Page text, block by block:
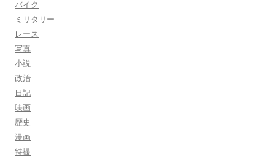
バイク
ミリタリー
レース
写真
小説
政治
日記
映画
歴史
漫画
特撮